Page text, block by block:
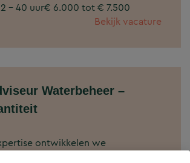
- 40 uur€ 6.000 tot € 7.500
Bekijk vacature
Waterbeheer –
ontwikkelen we